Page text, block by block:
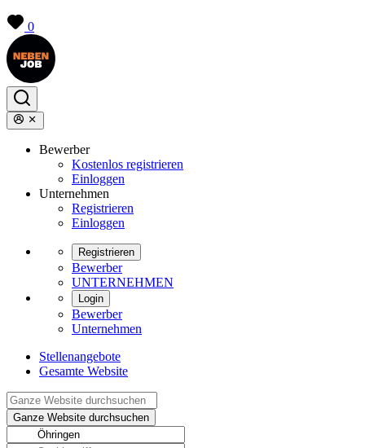
0
Bewerber
Kostenlos registrieren
Einloggen
Unternehmen
Registrieren
Einloggen
Registrieren
Bewerber
UNTERNEHMEN
Login
Bewerber
Unternehmen
Stellenangebote
Gesamte Website